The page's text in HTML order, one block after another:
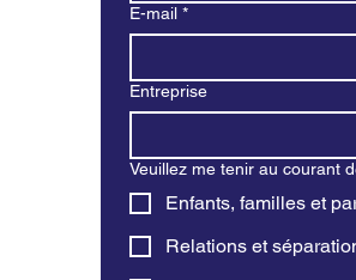
E-mail *
Entreprise
Veuillez me tenir au courant
Enfants, familles et
Relations et